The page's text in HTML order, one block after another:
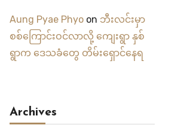
Aung Pyae Phyoon ဘီးလင်းမှာ
စစ်ကြောင်းဝင်လာလို့ ကျေးရွာ နှစ်
ရွာက ဒေသခံတွေ တိမ်းရှောင်နေရ
Archives